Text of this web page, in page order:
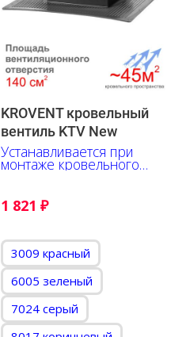
KROVENT кровельный
вентиль KTV New
Устанавливается при
монтаже кровельного
материала
1 821 ₽
3009 красный
6005 зеленый
7024 серый